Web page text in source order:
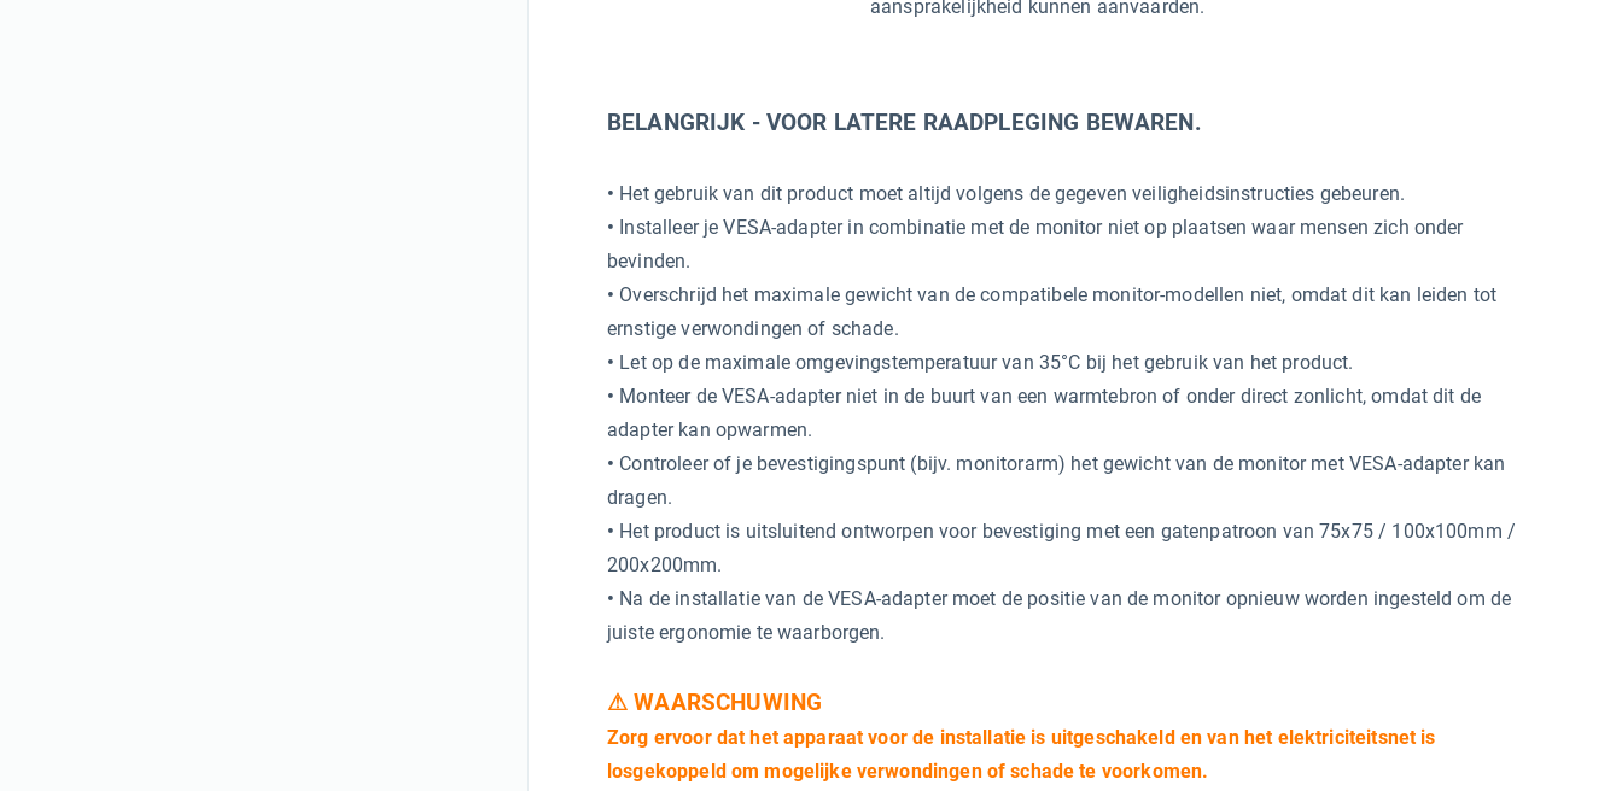
aansprakelijkheid kunnen aanvaarden.
BELANGRIJK - VOOR LATERE RAADPLEGING BEWAREN.
• Het gebruik van dit product moet altijd volgens de gegeven veiligheidsinstructies gebeuren.
• Installeer je VESA-adapter in combinatie met de monitor niet op plaatsen waar mensen zich onder
bevinden.
• Overschrijd het maximale gewicht van de compatibele monitor-modellen niet, omdat dit kan leiden tot
ernstige verwondingen of schade.
• Let op de maximale omgevingstemperatuur van 35°C bij het gebruik van het product.
• Monteer de VESA-adapter niet in de buurt van een warmtebron of onder direct zonlicht, omdat dit de
adapter kan opwarmen.
• Controleer of je bevestigingspunt (bijv. monitorarm) het gewicht van de monitor met VESA-adapter kan
dragen.
• Het product is uitsluitend ontworpen voor bevestiging met een gatenpatroon van 75x75 / 100x100mm /
200x200mm.
• Na de installatie van de VESA-adapter moet de positie van de monitor opnieuw worden ingesteld om de
juiste ergonomie te waarborgen.
⚠ WAARSCHUWING
Zorg ervoor dat het apparaat voor de installatie is uitgeschakeld en van het elektriciteitsnet is
losgekoppeld om mogelijke verwondingen of schade te voorkomen.